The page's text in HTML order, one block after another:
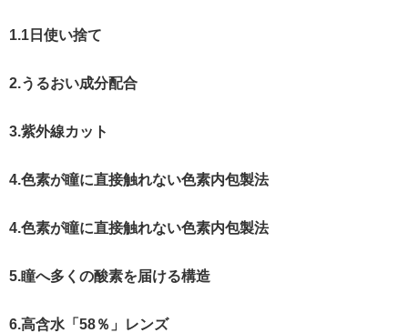
1.1日使い捨て
2.うるおい成分配合
3.紫外線カット
4.色素が瞳に直接触れない色素内包製法
4.色素が瞳に直接触れない色素内包製法
5.瞳へ多くの酸素を届ける構造
6.高含水「58％」レンズ